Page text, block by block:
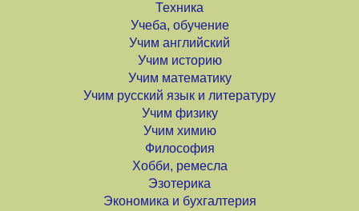
Техника
Учеба, обучение
Учим английский
Учим историю
Учим математику
Учим русский язык и литературу
Учим физику
Учим химию
Философия
Хобби, ремесла
Эзотерика
Экономика и бухгалтерия